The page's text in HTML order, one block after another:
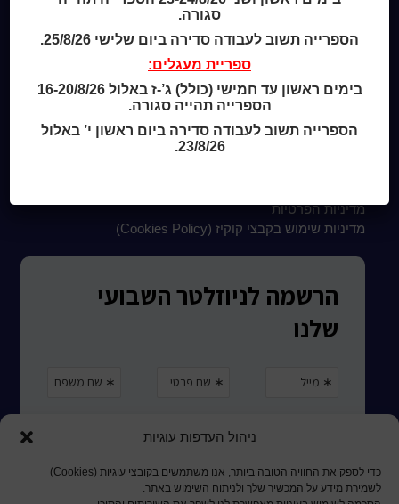
ניהול העדפות עוגיות
כדי לספק את החוויה הטובה ביותר, אנו משתמשים בקובצי עוגיות (Cookies)
לשמירת מידע על המכשיר שלך ולניתוח השימוש באתר.
כותר טף
מדיניות הפרטיות
מדיניות שימוש בקבצי קוקיז (Cookies Policy)
סגורה.
הספרייה תשוב לעבודה סדירה ביום שלישי 25/8/26.
ספריית מעגלים:
בימים ראשון עד חמישי (כולל) ג’-ז באלול 16-20/8/26
הספרייה תהייה סגורה.
הספרייה תשוב לעבודה סדירה ביום ראשון י’ באלול
23/8/26.